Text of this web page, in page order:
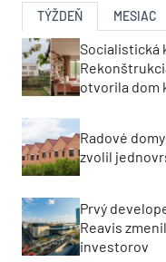
TÝŽDEŇ MESIAC
Socialistická
otvorila dom
Radové
zvolil
Prvý
Reavis
investorov